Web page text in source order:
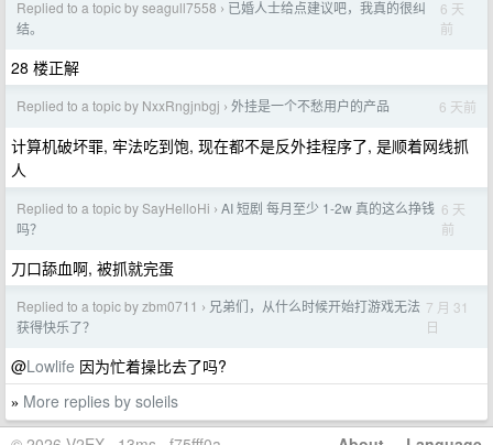
Replied to a topic by seagull7558 › 已婚人士给点建议吧，我真的很纠
结。
6 天
前
28 楼正解
Replied to a topic by NxxRngjnbgj › 外挂是一个不愁用户的产品 6 天前
计算机破坏罪, 牢法吃到饱, 现在都不是反外挂程序了, 是顺着网线抓
人
Replied to a topic by SayHelloHi › AI 短剧 每月至少 1-2w 真的这么挣钱
吗？
6 天
前
刀口舔血啊, 被抓就完蛋
Replied to a topic by zbm0711 › 兄弟们，从什么时候开始打游戏无法
获得快乐了？
7 月 31
日
@Lowlife 因为忙着操比去了吗?
» More replies by soleils